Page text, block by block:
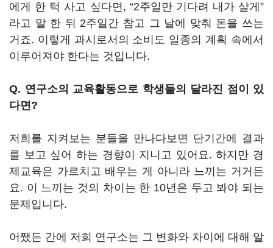
에게 한 턱 사고 싶다면, “2주일만 기다려 내가 살게”
라고 말 한 뒤 2주일간 참고 그 날에 맞춰 돈을 쓰는
거죠. 이렇게 과시로서의 소비도 일종의 계획 속에서
이루어져야 한다는 것입니다.
Q. 연구소의 교육활동으로 학생들의 달라진 점이 있
다면?
저희를 지켜보는 분들을 만나다보면 단기간에 결과
를 보고 싶어 하는 경향이 지니고 있어요. 하지만 경
제교육은 가르치고 배우는 게 아니라 느끼는 거거든
요. 이 느끼는 것의 차이는 한 10년은 두고 봐야 되는
문제입니다.
어쨌든 간에 저희 연구소는 그 변화와 차이에 대해 알